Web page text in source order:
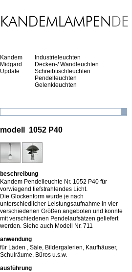
Kandem
Midgard
Update
Industrieleuchten
Decken-/ Wandleuchten
Schreibtischleuchten
Pendelleuchten
Gelenkleuchten
modell 1052 P40
beschreibung
Kandem Pendelleuchte Nr. 1052 P40 für
vorwiegend tiefstrahlendes Licht.
Die Glockenform wurde je nach
unterschiedlicher Leistungsaufnahme in vier
verschiedenen Größen angeboten und konnte
mit verschiedenen Pendelaufsätzen geliefert
werden. Siehe auch Modell Nr. 711
anwendung
für Läden , Säle, Bildergalerien, Kaufhäuser,
Schulräume, Büros u.s.w.
ausführung